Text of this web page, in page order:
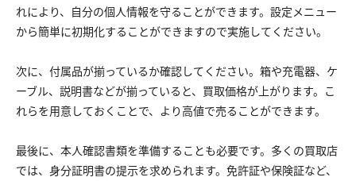
れにより、自分の個人情報を守ることができます。設定メニュー
から簡単に初期化することができますので実施してください。
次に、付属品が揃っているか確認してください。箱や充電器、ケ
ーブル、説明書などが揃っていると、買取価格が上がります。こ
れらを用意しておくことで、より高値で売ることができます。
最後に、本人確認書類を準備することも必要です。多くの買取店
では、身分証明書の提示を求められます。免許証や保険証など、